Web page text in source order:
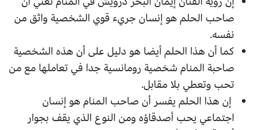
صاحب الحلم هو إنسان جريء قوي الشخصية واثق من
نفسه.
كما أن هذا الحلم أيضا هو دليل على أن هذه الشخصية
صاحبة المنام شخصية رومانسية جدا في تعاملها مع من
تحب وتعطي بلا مقابل.
إن هذا الحلم يفسر أن صاحب المنام هو إنسان
اجتماعي يحب أصدقاؤه ومن النوع الذي يقف بجوار